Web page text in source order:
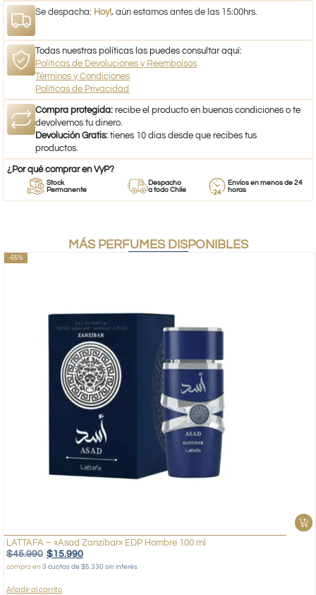
Se despacha: Hoy!, aún estamos antes de las 15:00hrs.
Todas nuestras políticas las puedes consultar aquí:
Políticas de Devoluciones y Reembolsos
Términos y Condiciones
Políticas de Privacidad
Compra protegida: recibe el producto en buenas condiciones o te
devolvemos tu dinero.
Devolución Gratis: tienes 10 días desde que recibes tus
productos.
¿Por qué comprar en VyP?
Stock
Permanente
Despacho
a todo Chile
Envíos en menos de 24
horas
MÁS PERFUMES DISPONIBLES
-65%
LATTAFA – «Asad Zanzibar» EDP Hombre 100 ml
$45.990 $15.990
compra en 3 cuotas de $5.330 sin interés
Añadir al carrito